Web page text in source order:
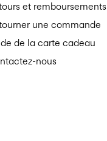
et remboursements
une commande
de la carte cadeau
nous